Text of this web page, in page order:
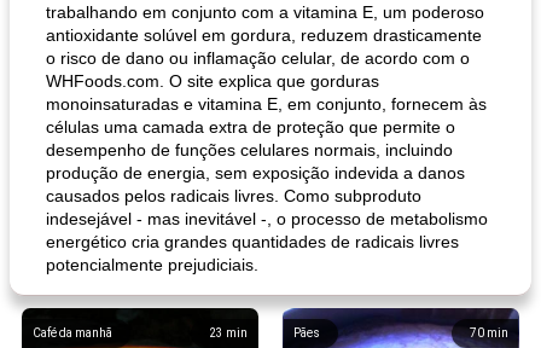
trabalhando em conjunto com a vitamina E, um poderoso
antioxidante solúvel em gordura, reduzem drasticamente
o risco de dano ou inflamação celular, de acordo com o
WHFoods.com. O site explica que gorduras
monoinsaturadas e vitamina E, em conjunto, fornecem às
células uma camada extra de proteção que permite o
desempenho de funções celulares normais, incluindo
produção de energia, sem exposição indevida a danos
causados ​​pelos radicais livres. Como subproduto
indesejável - mas inevitável -, o processo de metabolismo
energético cria grandes quantidades de radicais livres
potencialmente prejudiciais.
23 min
Café da manhã 70 min
Pães